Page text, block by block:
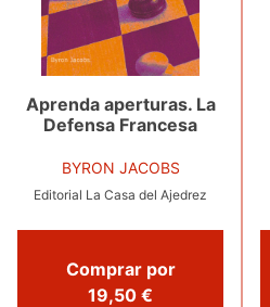
Aprenda aperturas. La
Defensa Francesa
BYRON JACOBS
Editorial La Casa del Ajedrez
Comprar por
19,50 €